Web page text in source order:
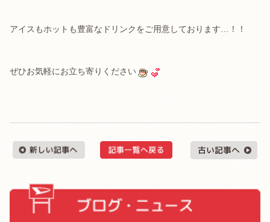
アイスもホットも豊富なドリンクをご用意しております…！！
ぜひお気軽にお立ち寄りください